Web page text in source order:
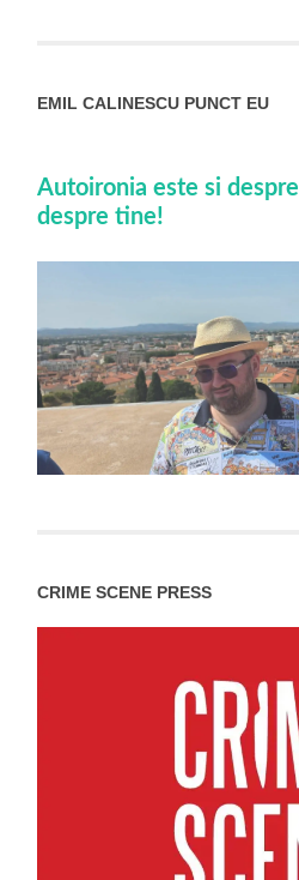
EMIL CALINESCU PUNCT EU
Autoironia este si
despre tine!
CRIME SCENE PRESS